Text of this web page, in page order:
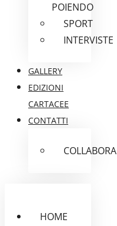
POIENDO
SPORT
INTERVISTE
GALLERY
EDIZIONI
CARTACEE
CONTATTI
COLLABORA
HOME